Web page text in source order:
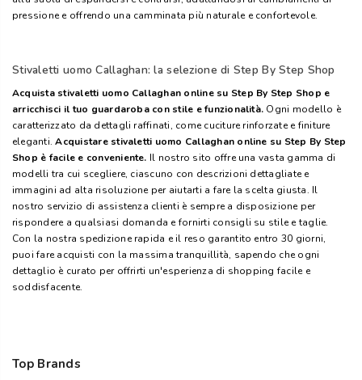
pressione e offrendo una camminata più naturale e confortevole.
Stivaletti uomo Callaghan: la selezione di Step By Step Shop
Acquista stivaletti uomo Callaghan online su Step By Step Shop e
arricchisci il tuo guardaroba con stile e funzionalità. Ogni modello è
caratterizzato da dettagli raffinati, come cuciture rinforzate e finiture
eleganti.Acquistare stivaletti uomo Callaghan online su Step By Step
Shop è facile e conveniente. Il nostro sito offre una vasta gamma di
modelli tra cui scegliere, ciascuno con descrizioni dettagliate e
immagini ad alta risoluzione per aiutarti a fare la scelta giusta. Il
nostro servizio di assistenza clienti è sempre a disposizione per
rispondere a qualsiasi domanda e fornirti consigli su stile e taglie.
Con la nostra spedizione rapida e il reso garantito entro 30 giorni,
puoi fare acquisti con la massima tranquillità, sapendo che ogni
dettaglio è curato per offrirti un'esperienza di shopping facile e
soddisfacente.
Top Brands